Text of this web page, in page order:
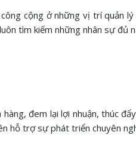
cộng ở những vị trí quản
tìm kiếm những nhân sự
đem lại lợi nhuận, thúc
hỗ trợ sự phát triển chuyên